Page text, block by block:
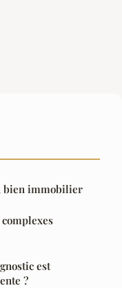
bien immobilier
est
?